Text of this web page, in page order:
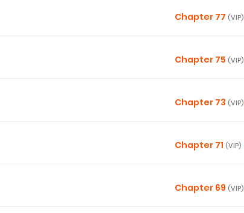
Chapter 77 (VIP)
Chapter 75 (VIP)
Chapter 73 (VIP)
Chapter 71 (VIP)
Chapter 69 (VIP)